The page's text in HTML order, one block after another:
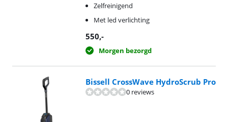
Zelfreinigend
Met led verlichting
550,-
Morgen bezorgd
Bissell CrossWave HydroScrub Pro
0 reviews